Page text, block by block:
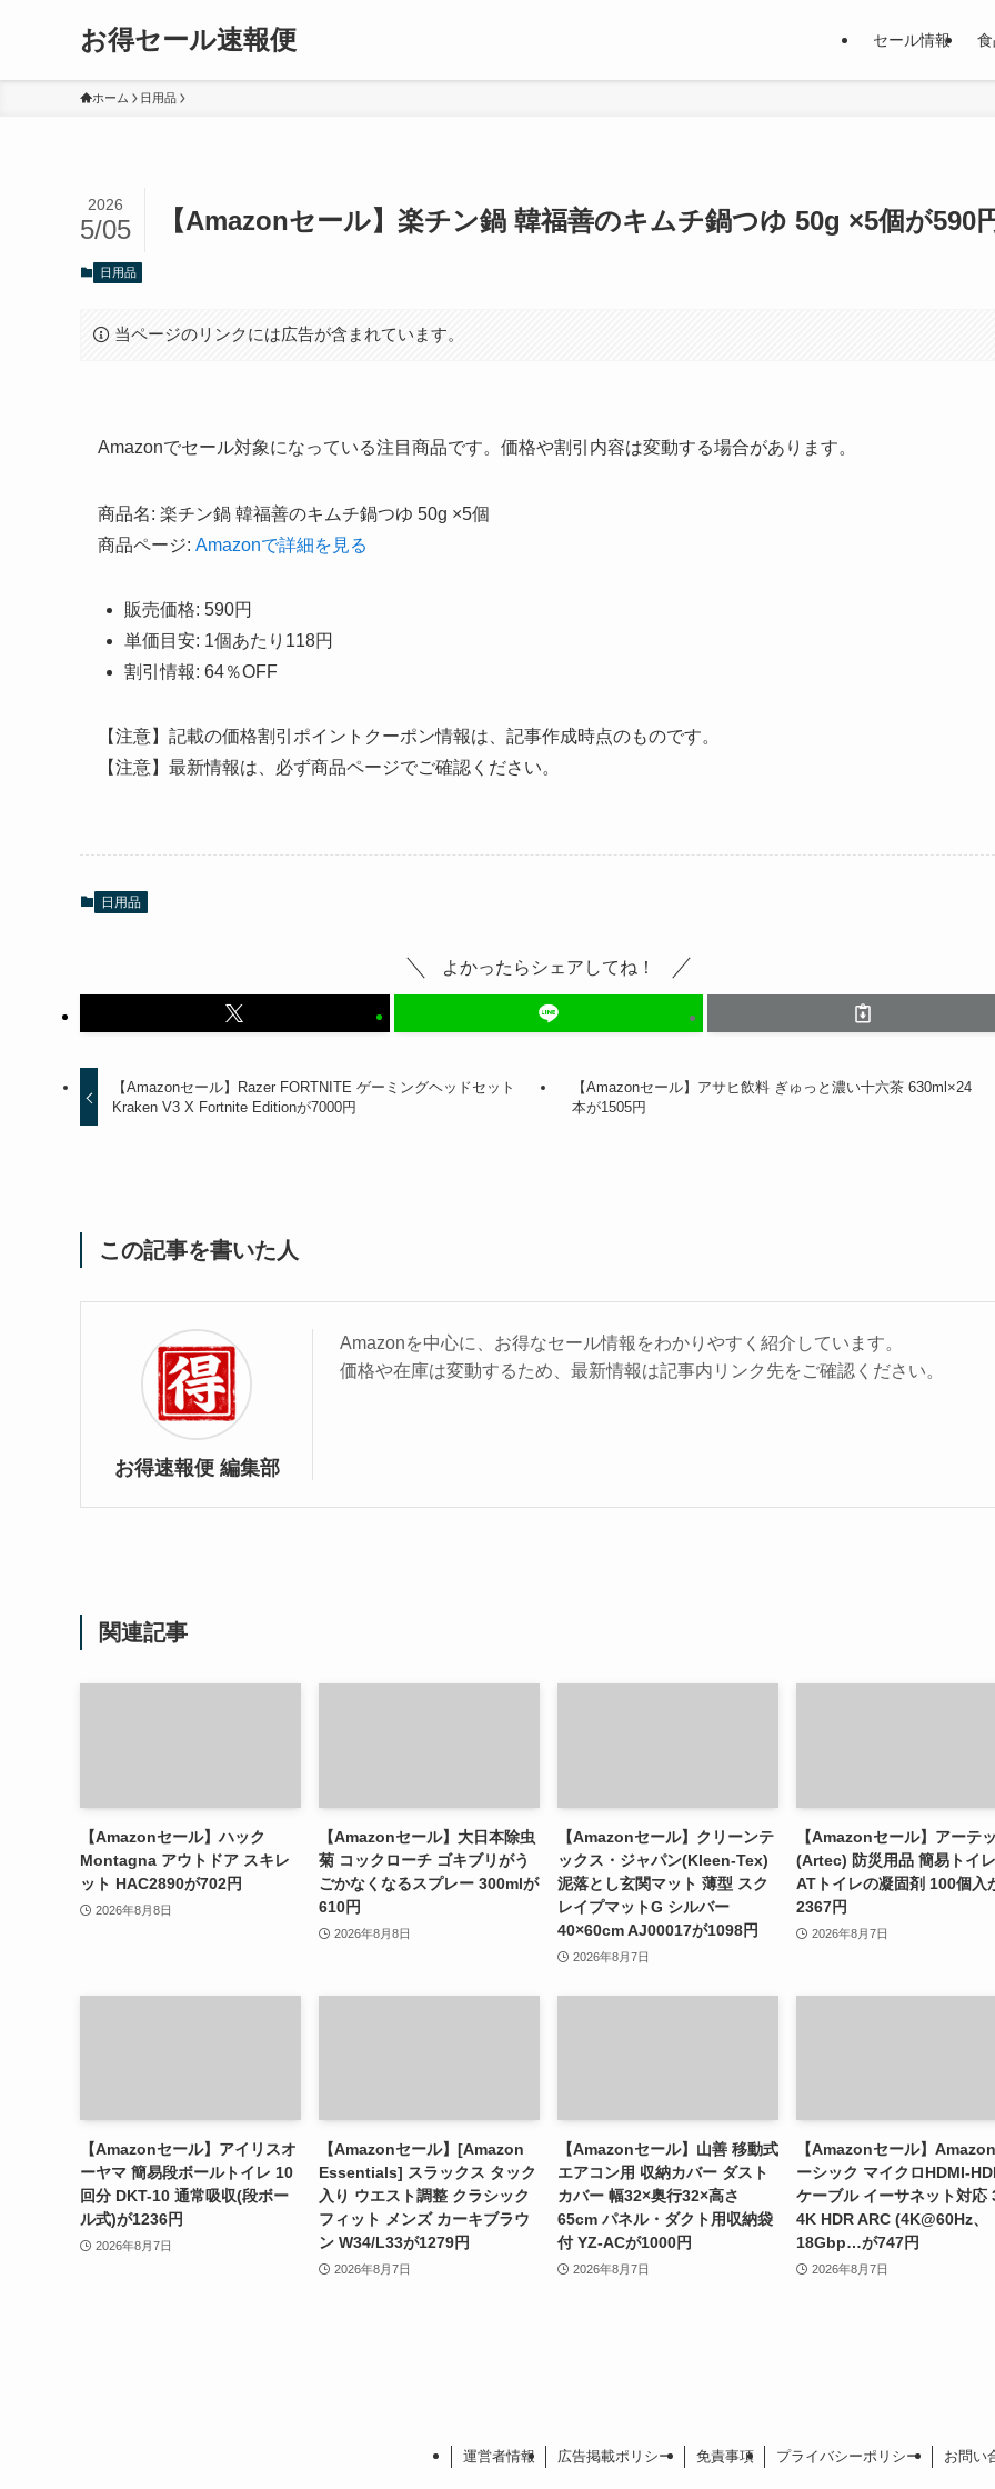
お得セール速報便 セール情報
ホーム 日用品
【Amazonセール】楽チン鍋 韓福善のキムチ鍋つゆ 50g ×5個が590
2026
5/05
日用品
当ページのリンクには広告が含まれています。
Amazonでセール対象になっている注目商品です。価格や割引内容は変動する場合があります。
商品名: 楽チン鍋 韓福善のキムチ鍋つゆ 50g ×5個
商品ページ: Amazonで詳細を見る
販売価格: 590円
単価目安: 1個あたり118円
割引情報: 64％OFF
【注意】記載の価格割引ポイントクーポン情報は、記事作成時点のものです。
【注意】最新情報は、必ず商品ページでご確認ください。
日用品
よかったらシェアしてね！
【Amazonセール】Razer FORTNITE ゲーミングヘッドセット
Kraken V3 X Fortnite Editionが7000円
【Amazonセール】アサヒ飲料 ぎゅっと濃い十六茶 630ml×24
本が1505円
この記事を書いた人
お得速報便 編集部
Amazonを中心に、お得なセール情報をわかりやすく紹介しています。
価格や在庫は変動するため、最新情報は記事内リンク先をご確認ください。
関連記事
【Amazonセール】ハック
Montagna アウトドア スキレ
ット HAC2890が702円
2026年8月8日
【Amazonセール】大日本除虫
菊 コックローチ ゴキブリがう
ごかなくなるスプレー 300mlが
610円
2026年8月8日
【Amazonセール】クリーンテ
ックス・ジャパン(Kleen-Tex)
泥落とし玄関マット 薄型 スク
レイプマットG シルバー
40×60cm AJ00017が1098円
2026年8月7日
【Amazonセール】アーテ
(Artec) 防災用品 簡易トイレ
ATトイレの凝固剤 100個入
2367円
2026年8月7日
【Amazonセール】アイリスオ
ーヤマ 簡易段ボールトイレ 10
回分 DKT-10 通常吸収(段ボー
ル式)が1236円
2026年8月7日
【Amazonセール】[Amazon
Essentials] スラックス タック
入り ウエスト調整 クラシック
フィット メンズ カーキブラウ
ン W34/L33が1279円
2026年8月7日
【Amazonセール】山善 移動式
エアコン用 収納カバー ダスト
カバー 幅32×奥行32×高さ
65cm パネル・ダクト用収納袋
付 YZ-ACが1000円
2026年8月7日
【Amazonセール】
ーシック マイクロHDMI-
ケーブル イーサネット対応
4K HDR ARC (4K@60Hz、
18Gbp…が747円
2026年8月7日
運営者情報 広告掲載ポリシー 免責事項 プライバシーポリシー お問い